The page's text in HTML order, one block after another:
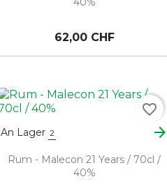
62,00 CHF
An Lager 2 arrow_forward
Rum - Malecon 21 Years / 70cl /
40%
favorite_border